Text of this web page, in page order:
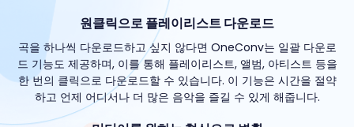
원클릭으로 플레이리스트 다운로드
곡을 하나씩 다운로드하고 싶지 않다면 OneConv는 일괄 다운로
드 기능도 제공하며, 이를 통해 플레이리스트, 앨범, 아티스트 등을
한 번의 클릭으로 다운로드할 수 있습니다. 이 기능은 시간을 절약
하고 언제 어디서나 더 많은 음악을 즐길 수 있게 해줍니다.